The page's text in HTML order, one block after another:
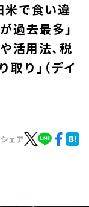
米で食い違
過去最多」
活用法、税
り」（デイ
ェア